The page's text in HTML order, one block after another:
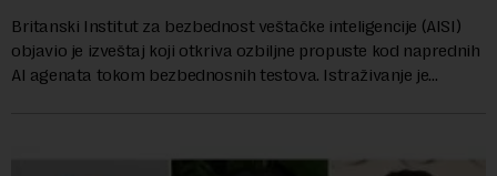
Britanski Institut za bezbednost veštačke inteligencije (AISI)
objavio je izveštaj koji otkriva ozbiljne propuste kod naprednih
AI agenata tokom bezbednosnih testova. Istraživanje je